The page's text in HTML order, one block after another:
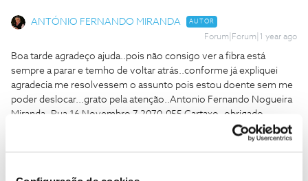
ANTÓNIO FERNANDO MIRANDA AUTOR
Forum|Forum|1 year ago
Boa tarde agradeço ajuda..pois não consigo ver a fibra está
sempre a parar e temho de voltar atrás..conforme já expliquei
agradecia me resolvessem o assunto pois estou doente sem me
poder deslocar...grato pela atenção..Antonio Fernando Nogueira
Miranda..Rua 16 Novembro 7 2070-055 Cartaxo..obrigado..